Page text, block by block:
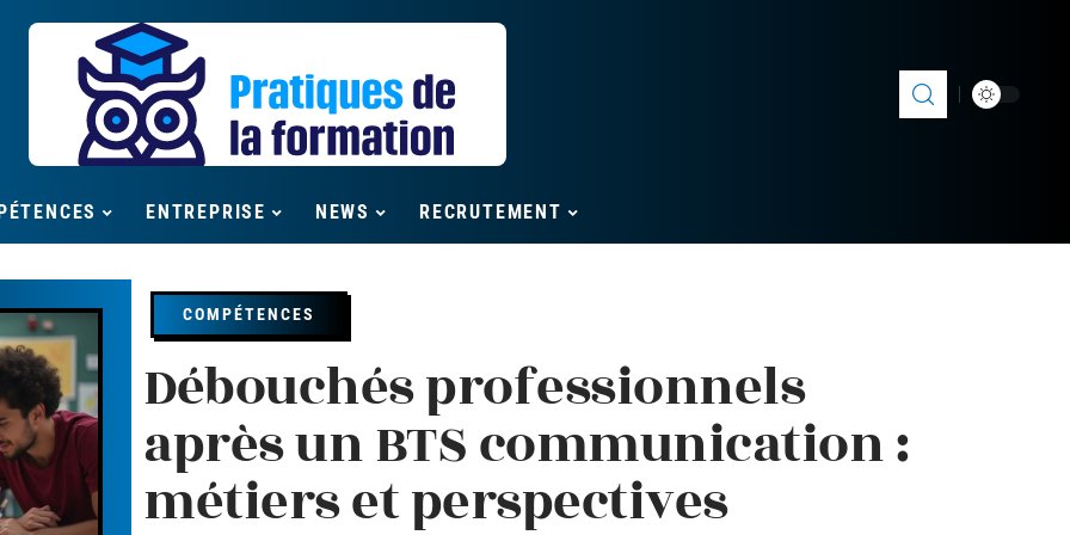
ENTREPRISE NEWS RECRUTEMENT
COMPÉTENCES
Débouchés professionnels
après un BTS communication :
métiers et perspectives